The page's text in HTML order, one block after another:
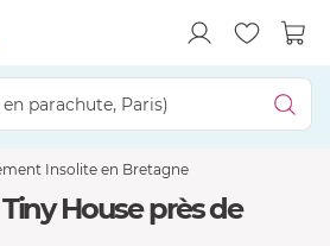
Insolite en Bretagne
House près de